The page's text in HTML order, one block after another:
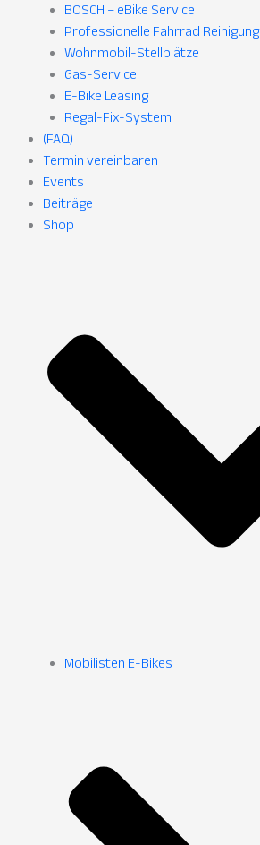
BOSCH – eBike Service
Professionelle Fahrrad Reinigung
Wohnmobil-Stellplätze
Gas-Service
E-Bike Leasing
Regal-Fix-System
(FAQ)
Termin vereinbaren
Events
Beiträge
Shop
Mobilisten E-Bikes